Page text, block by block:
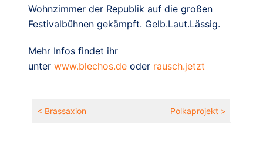
Wohnzimmer der Republik auf die großen
Festivalbühnen gekämpft. Gelb.Laut.Lässig.
Mehr Infos findet ihr
unterwww.blechos.de oder rausch.jetzt
< Brassaxion Polkaprojekt >